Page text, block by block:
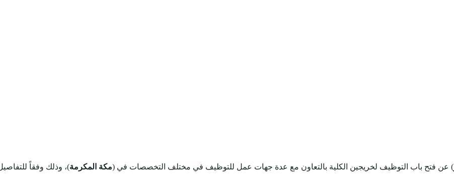
) عن فتح باب التوظيف لخريجين الكلية بالتعاون مع عدة جهات عمل للتوظيف في مختلف التخصصات في (مكة المكرمة)، وذلك وفقاً